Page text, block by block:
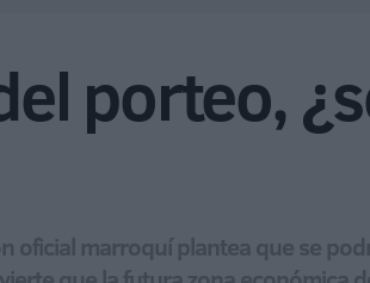
porteo,
oficial marroquí plantea que se